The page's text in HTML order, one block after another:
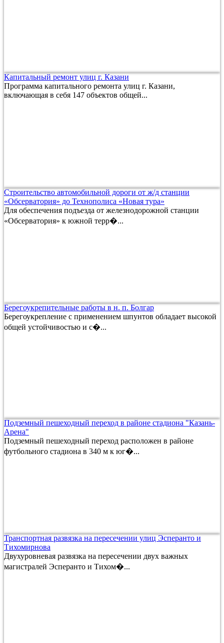
Капитальный ремонт улиц г. Казани
Программа капитального ремонта улиц г. Казани,
включающая в себя 147 объектов общей...
Строительство автомобильной дороги от ж/д станции
«Обсерватория» до Технополиса «Новая тура»
Для обеспечения подъезда от железнодорожной станции
«Обсерватория» к южной терр�...
Берегоукрепительные работы в н. п. Болгар
Берегоукрепление с применением шпунтов обладает высокой
общей устойчивостью и с�...
Подземный пешеходный переход в районе стадиона "Казань-
Арена"
Подземный пешеходный переход расположен в районе
футбольного стадиона в 340 м к юг�...
Транспортная развязка на пересечении улиц Эсперанто и
Тихомирнова
Двухуровневая развязка на пересечении двух важных
магистралей Эсперанто и Тихом�...